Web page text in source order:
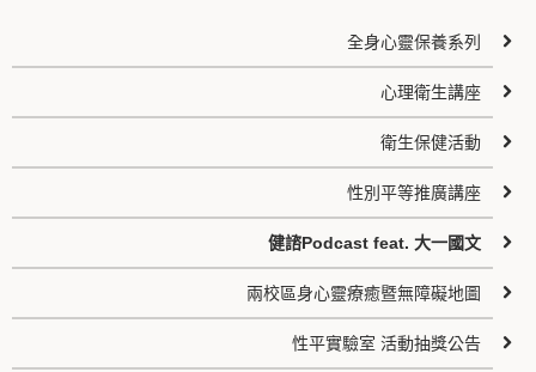
全身心靈保養系列
心理衛生講座
衛生保健活動
性別平等推廣講座
健諮Podcast feat. 大一國文
兩校區身心靈療癒暨無障礙地圖
性平實驗室 活動抽獎公告